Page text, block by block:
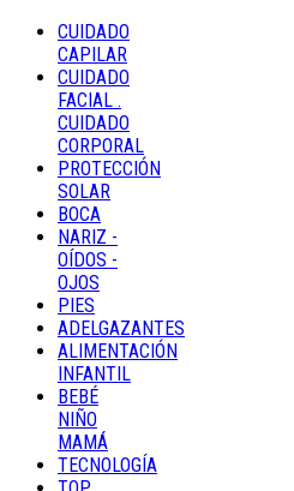
CUIDADO
CAPILAR
CUIDADO
FACIAL .
CUIDADO
CORPORAL
PROTECCIÓN
SOLAR
BOCA
NARIZ -
OÍDOS -
OJOS
PIES
ADELGAZANTES
ALIMENTACIÓN
INFANTIL
BEBÉ
NIÑO
MAMÁ
TECNOLOGÍA